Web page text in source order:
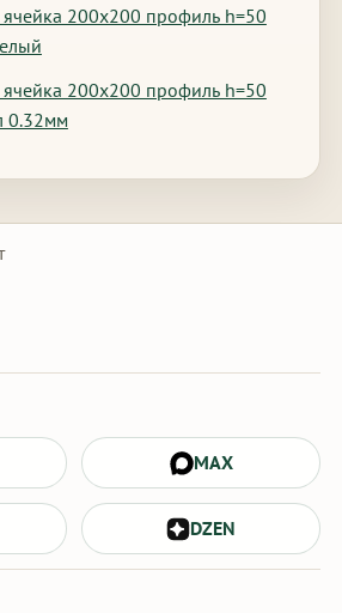
ячейка 200х200 профиль h=50
ячейка 200х200 профиль h=50
0.32мм
MAX
DZEN